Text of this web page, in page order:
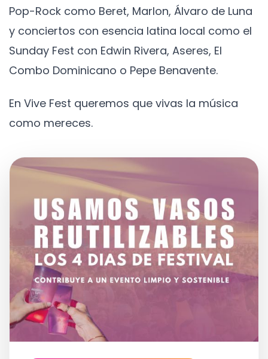
Pop-Rock como Beret, Marlon, Álvaro de Luna
y conciertos con esencia latina local como el
Sunday Fest con Edwin Rivera, Aseres, El
Combo Dominicano o Pepe Benavente.
En Vive Fest queremos que vivas la música
como mereces.